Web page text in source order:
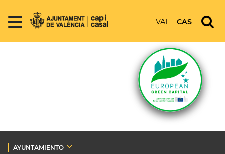
VAL CAS
AYUNTAMIENTO